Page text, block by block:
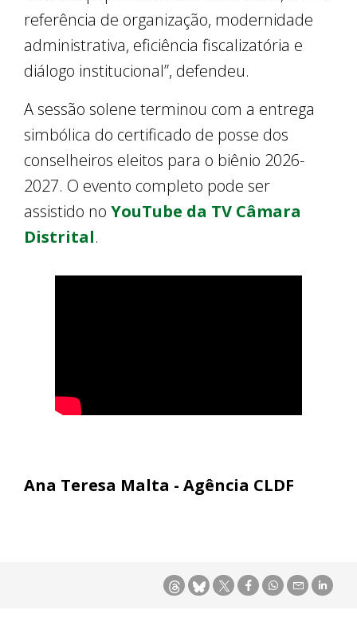
referência de organização, modernidade
administrativa, eficiência fiscalizatória e
diálogo institucional”, defendeu.
A sessão solene terminou com a entrega
simbólica do certificado de posse dos
conselheiros eleitos para o biênio 2026-
2027. O evento completo pode ser
assistido no YouTube da TV Câmara
Distrital.
Ana Teresa Malta - Agência CLDF